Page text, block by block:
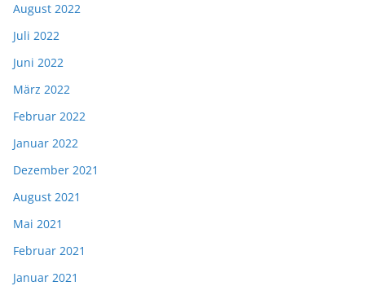
August 2022
Juli 2022
Juni 2022
März 2022
Februar 2022
Januar 2022
Dezember 2021
August 2021
Mai 2021
Februar 2021
Januar 2021